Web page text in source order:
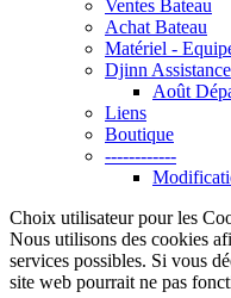
Ventes Bateau
Achat Bateau
Matériel -
Djinn Assistance
Août
Liens
Boutique
------------
Choix utilisateur pour les
Nous utilisons des cookies
services possibles. Si vous
site web pourrait ne pas